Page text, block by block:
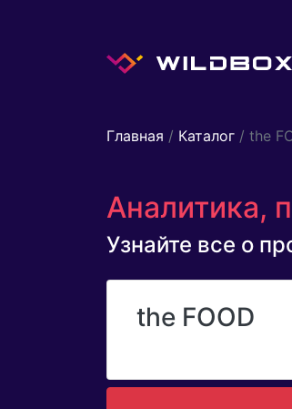
Главная / Каталог / the
Аналитика,
Узнайте все о
the FOOD